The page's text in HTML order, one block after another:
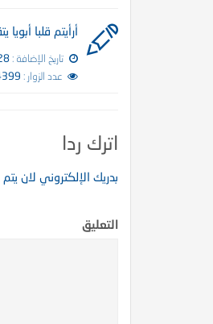
أرأيتم قلبا أبويا
تاريخ الإضافة :28 مايو,
عدد الزوار : 24399
اترك ردا
بدريك الإلكتروني لان
التعليق
الظمآن في فقه الصيام”